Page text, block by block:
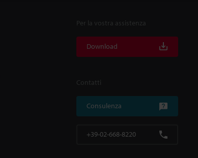
Per la vostra assistenza
Download
Contatti
Consulenza
+39-02-668-8220